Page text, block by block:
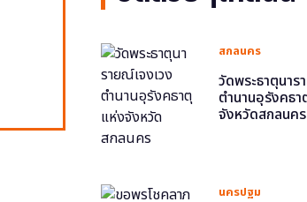
สกลนคร
วัดพระธาตุนาร
ตำนานอุรังคธ
จังหวัดสกลนคร
นครปฐม